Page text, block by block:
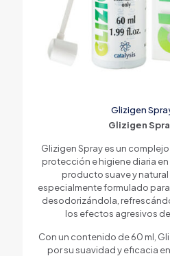
Glizigen
Glizigen
Glizigen Spray es un
protección e higiene diaria en
producto suave y
especialmente formulado
desodorizándola,
los efectos agresivos
Con un contenido de 60 ml,
por su suavidad y eficacia